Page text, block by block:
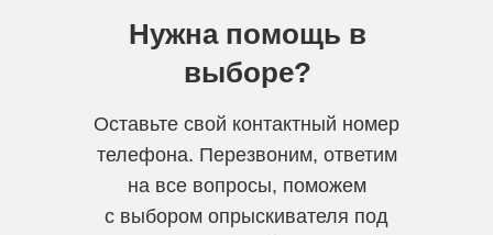
Нужна помощь в
выборе?
Оставьте свой контактный номер
телефона. Перезвоним, ответим
на все вопросы, поможем
с выбором опрыскивателя под